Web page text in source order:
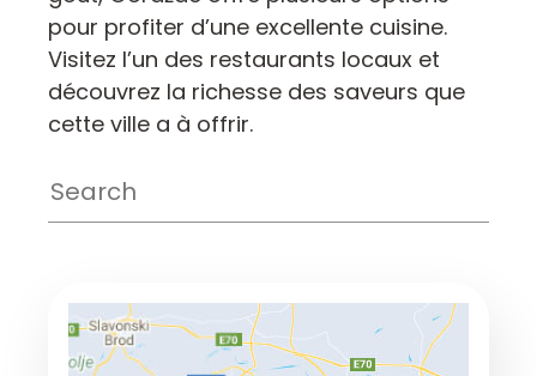
pour profiter d’une excellente cuisine.
Visitez l’un des restaurants locaux et
découvrez la richesse des saveurs que
cette ville a à offrir.